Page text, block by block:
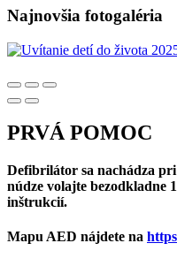
Najnovšia fotogaléria
PRVÁ POMOC
Defibrilátor sa nachádza
núdze volajte bezodkladne
inštrukcií.
Mapu AED nájdete na